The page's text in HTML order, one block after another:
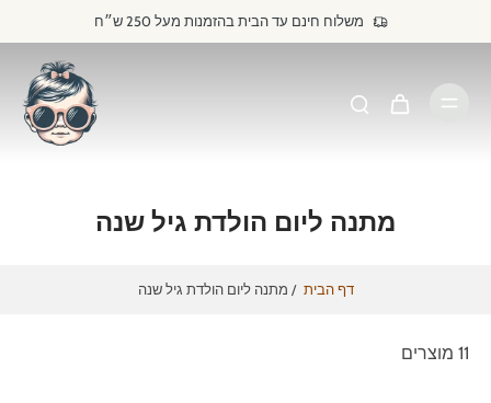
משלוח חינם עד הבית בהזמנות מעל 250 ש״ח
מתנה ליום הולדת גיל שנה
דף הבית / מתנה ליום הולדת גיל שנה
11 מוצרים